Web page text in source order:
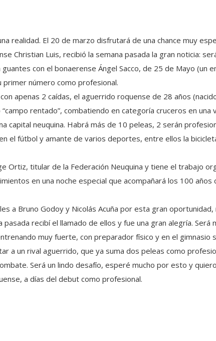
realidad. El 20 de marzo disfrutará de una chance muy
Christian Luis, recibió la semana pasada la gran noticia:
con el bonaerense Ángel Sacco, de 25 de Mayo (un
número como profesional.
apenas 2 caídas, el aguerrido roquense de 28 años
rentado”, combatiendo en categoría cruceros en una
capital neuquina. Habrá más de 10 peleas, 2 serán
el fútbol y amante de varios deportes, entre ellos la
Ortiz, titular de la Federación Neuquina y tiene el trabajo
en una noche especial que acompañará los 100 años
a Bruno Godoy y Nicolás Acuña por esta gran
recibí el llamado de ellos y fue una gran alegría.
muy fuerte, con preparador físico y en el gimnasio
a un rival aguerrido, que ya suma dos peleas como
Será un lindo desafío, esperé mucho por esto y
a días del debut como profesional.